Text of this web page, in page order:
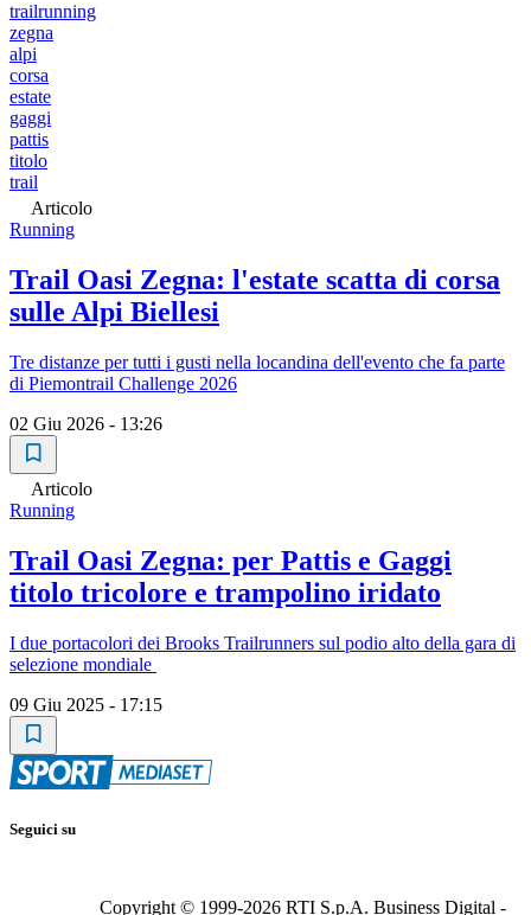
trailrunning
zegna
alpi
corsa
estate
gaggi
pattis
titolo
trail
Articolo
Running
Trail Oasi Zegna: l'estate scatta di corsa
sulle Alpi Biellesi
Tre distanze per tutti i gusti nella locandina dell'evento che fa parte
di Piemontrail Challenge 2026
02 Giu 2026 - 13:26
Articolo
Running
Trail Oasi Zegna: per Pattis e Gaggi
titolo tricolore e trampolino iridato
I due portacolori dei Brooks Trailrunners sul podio alto della gara di
selezione mondiale
09 Giu 2025 - 17:15
Seguici su
Copyright © 1999-2026 RTI S.p.A. Business Digital -